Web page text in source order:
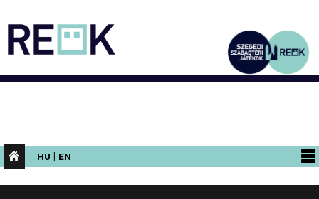
HU | EN
PROGRAMOK